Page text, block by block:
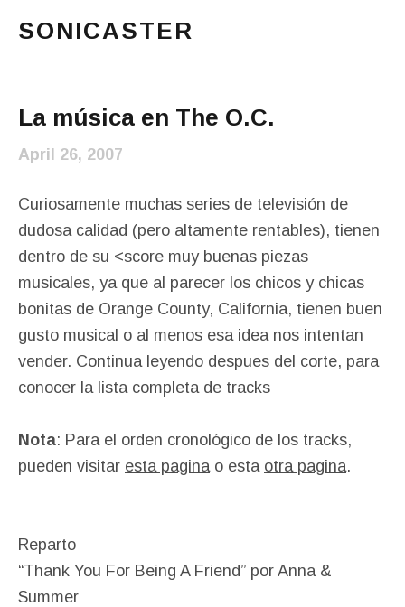
SONICASTER
La música en The O.C.
April 26, 2007
Curiosamente muchas series de televisión de
dudosa calidad (pero altamente rentables), tienen
dentro de su <score muy buenas piezas
musicales, ya que al parecer los chicos y chicas
bonitas de Orange County, California, tienen buen
gusto musical o al menos esa idea nos intentan
vender. Continua leyendo despues del corte, para
conocer la lista completa de tracks
Nota: Para el orden cronológico de los tracks,
pueden visitar esta paginao esta otra pagina.
Reparto
“Thank You For Being A Friend” por Anna &
Summer